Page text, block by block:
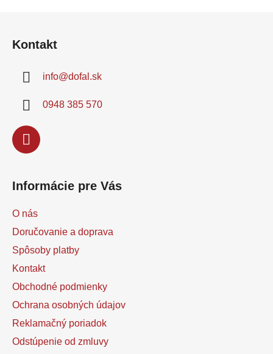
Kontakt
info@dofal.sk
0948 385 570
Informácie pre Vás
O nás
Doručovanie a doprava
Spôsoby platby
Kontakt
Obchodné podmienky
Ochrana osobných údajov
Reklamačný poriadok
Odstúpenie od zmluvy